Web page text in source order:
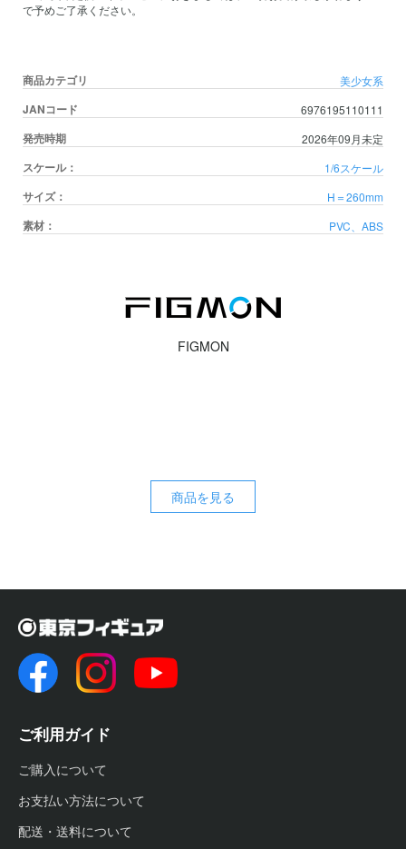
で予めご了承ください。
商品カテゴリ 美少女系
JANコード 6976195110111
発売時期 2026年09月未定
スケール： 1/6スケール
サイズ： H＝260mm
素材： PVC、ABS
FIGMON
商品を見る
ご利用ガイド
ご購入について
お支払い方法について
配送・送料について